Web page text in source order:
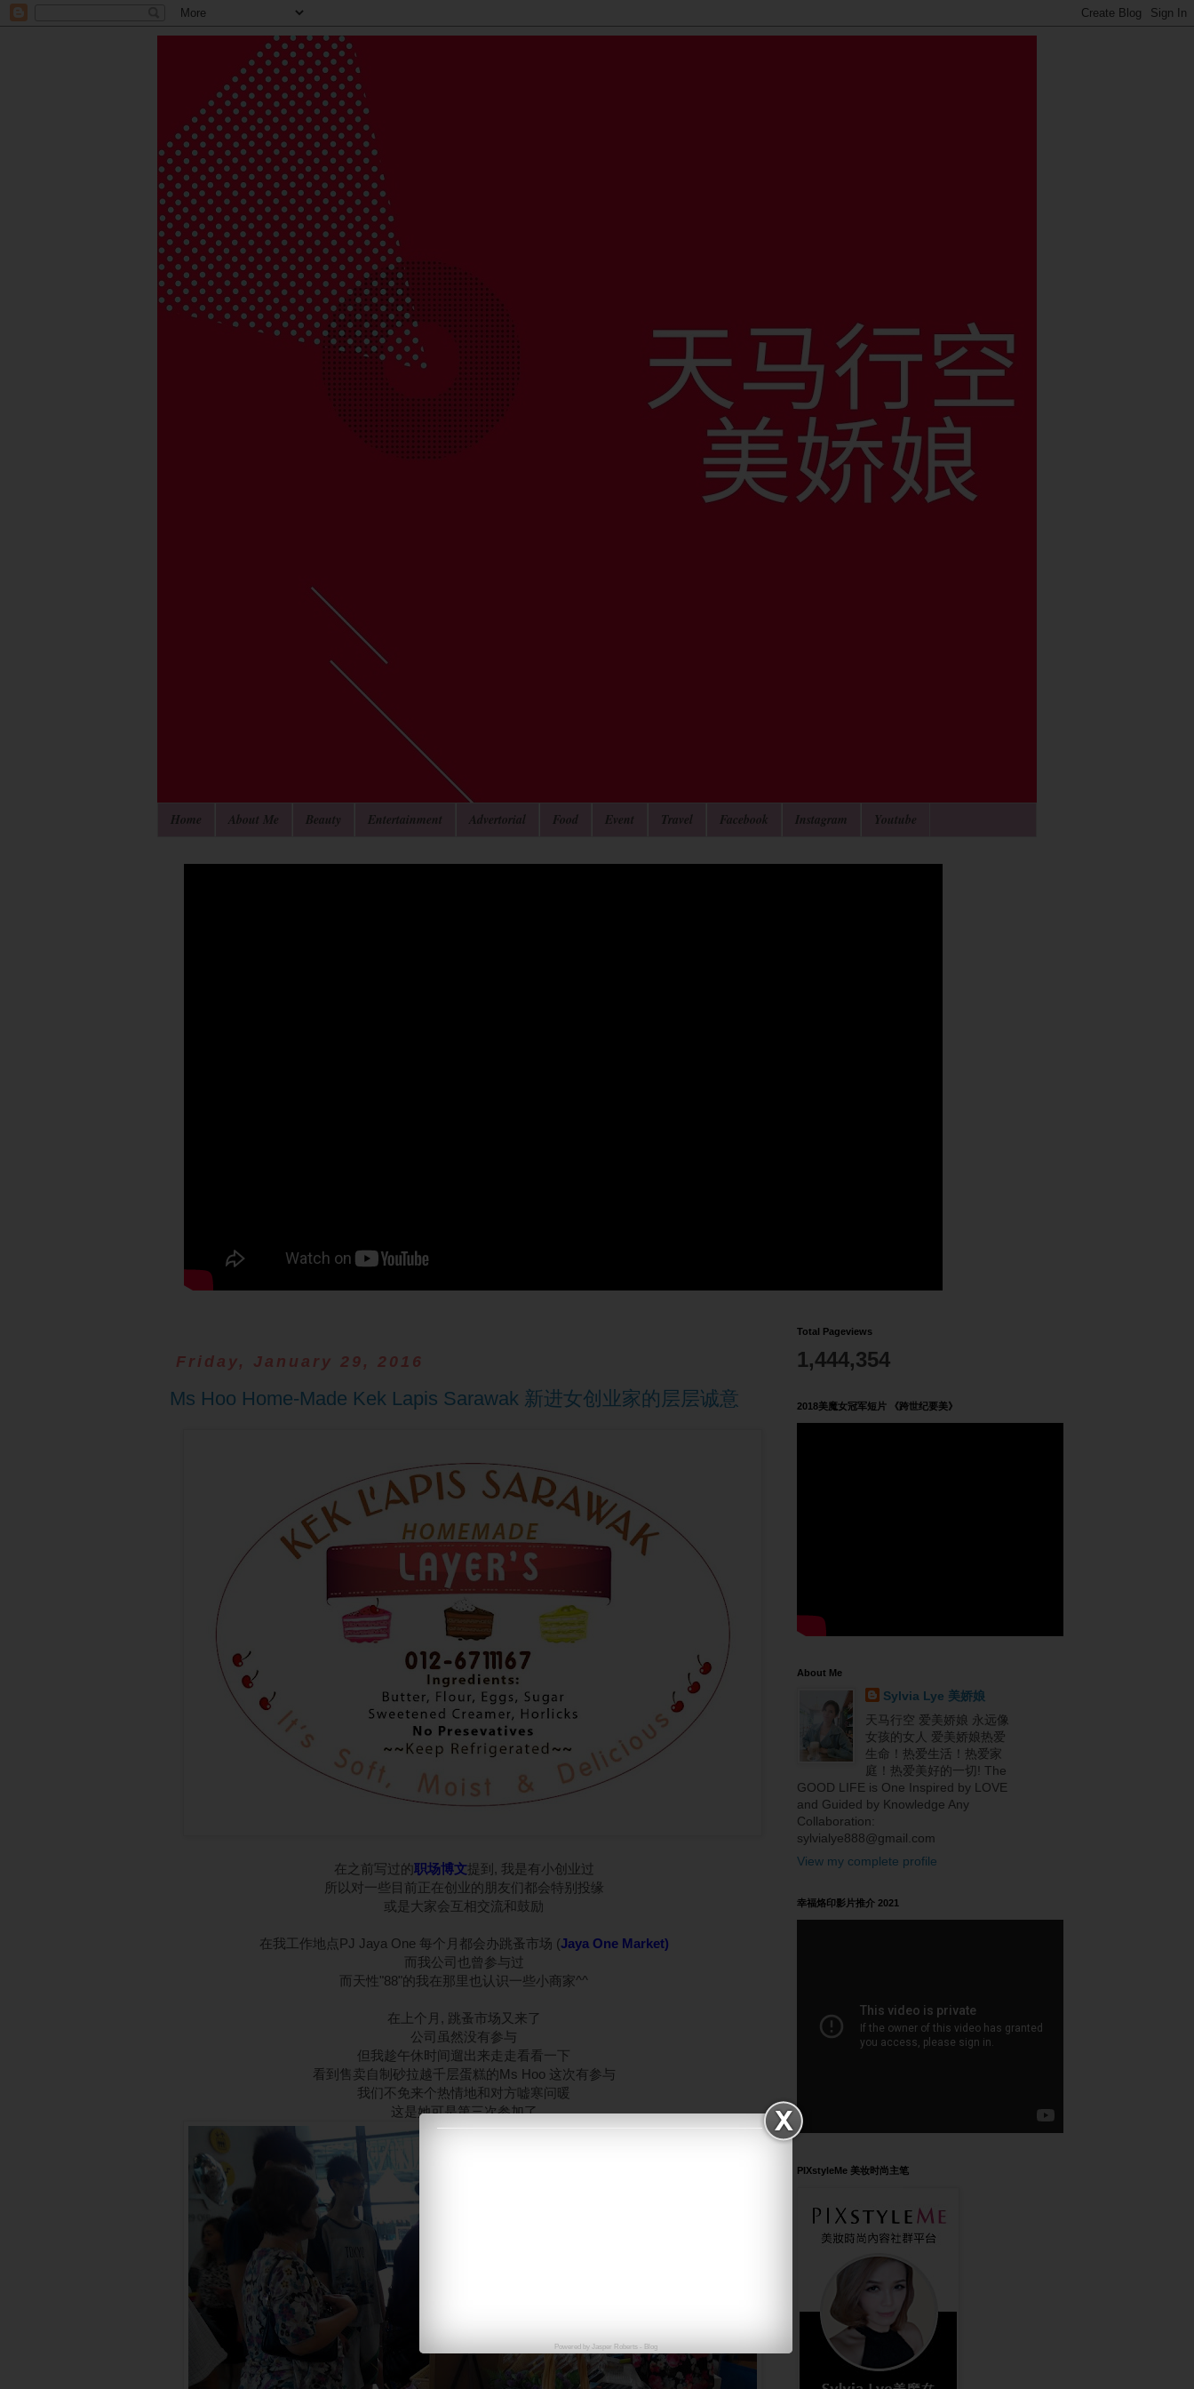
Home About Me Beauty Entertainment Advertorial Food Event Travel Facebook Instagram Youtube
Powered by Jasper Roberts- Blog
Friday, January 29, 2016
Ms Hoo Home-Made Kek Lapis Sarawak 新进女创业家的层层诚意
在之前写过的职场博文提到, 我是有小创业过
所以对一些目前正在创业的朋友们都会特别投缘
或是大家会互相交流和鼓励
在我工作地点PJ Jaya One 每个月都会办跳蚤市场 (Jaya One Market)
而我公司也曾参与过
而天性"88"的我在那里也认识一些小商家^^
在上个月, 跳蚤市场又来了
公司虽然没有参与
但我趁午休时间遛出来走走看看一下
看到售卖自制砂拉越千层蛋糕的Ms Hoo 这次有参与
我们不免来个热情地和对方嘘寒问暖
这是她可是第三次参加了
Total Pageviews
1,444,354
2018美魔女冠军短片 《跨世纪要美》
About Me
Sylvia Lye 美娇娘
天马行空 爱美娇娘 永远像
女孩的女人 爱美娇娘热爱
生命！热爱生活！热爱家
庭！热爱美好的一切! The
GOOD LIFE is One Inspired by LOVE
and Guided by Knowledge Any
Collaboration:
sylvialye888@gmail.com
View my complete profile
幸福烙印影片推介 2021
PIXstyleMe 美妆时尚主笔